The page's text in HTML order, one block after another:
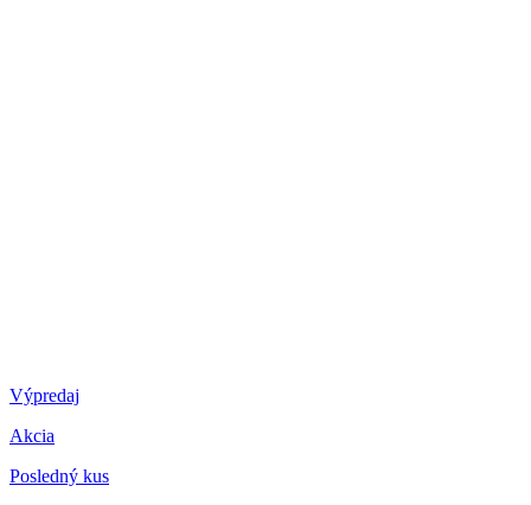
Výpredaj
Akcia
Posledný kus